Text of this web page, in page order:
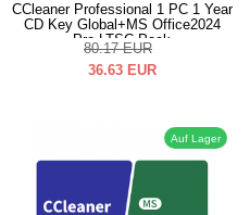
CCleaner Professional 1 PC 1 Year
CD Key Global+MS Office2024
Pro LTSC Pack
80.17 EUR
36.63 EUR
Auf Lager